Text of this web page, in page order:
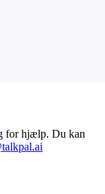
for hjælp. Du kan